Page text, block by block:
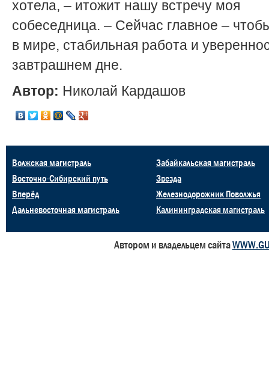
хотела, – итожит нашу встречу моя
собеседница. – Сейчас главное –
в мире, стабильная работа и
завтрашнем дне.
Автор: Николай Кардашов
Волжская магистраль
Восточно-Сибирский путь
Вперёд
Дальневосточная магистраль
Забайкальская магистраль
Звезда
Железнодорожник Поволжья
Калининградская магистраль
Автором и владельцем сайта